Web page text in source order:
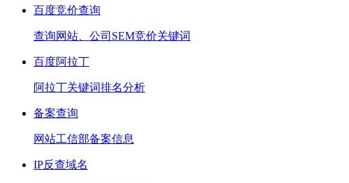
百度竞价查询
查询网站、公司SEM竞价关键词
百度阿拉丁
阿拉丁关键词排名分析
备案查询
网站工信部备案信息
IP反查域名